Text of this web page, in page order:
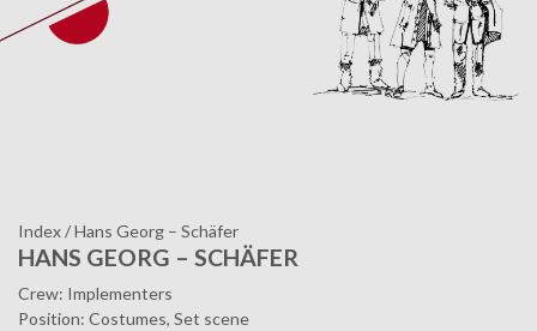
Index/Hans Georg – Schäfer
HANS GEORG – SCHÄFER
Crew: Implementers
Position: Costumes, Set scene